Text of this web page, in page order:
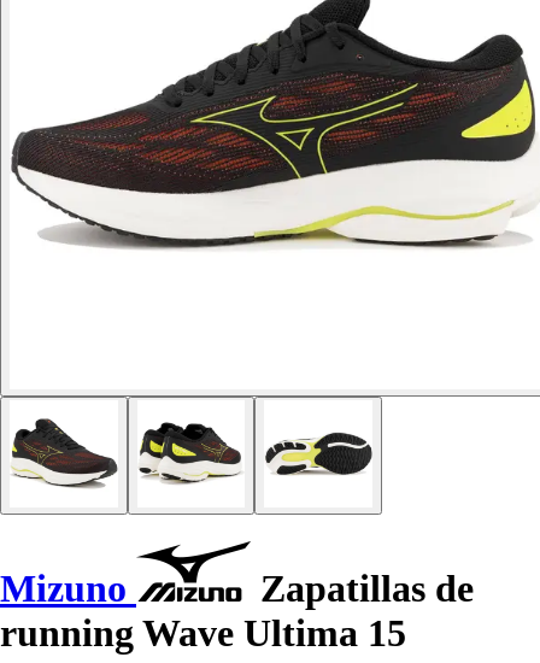
Mizuno
Zapatillas de
running Wave Ultima 15